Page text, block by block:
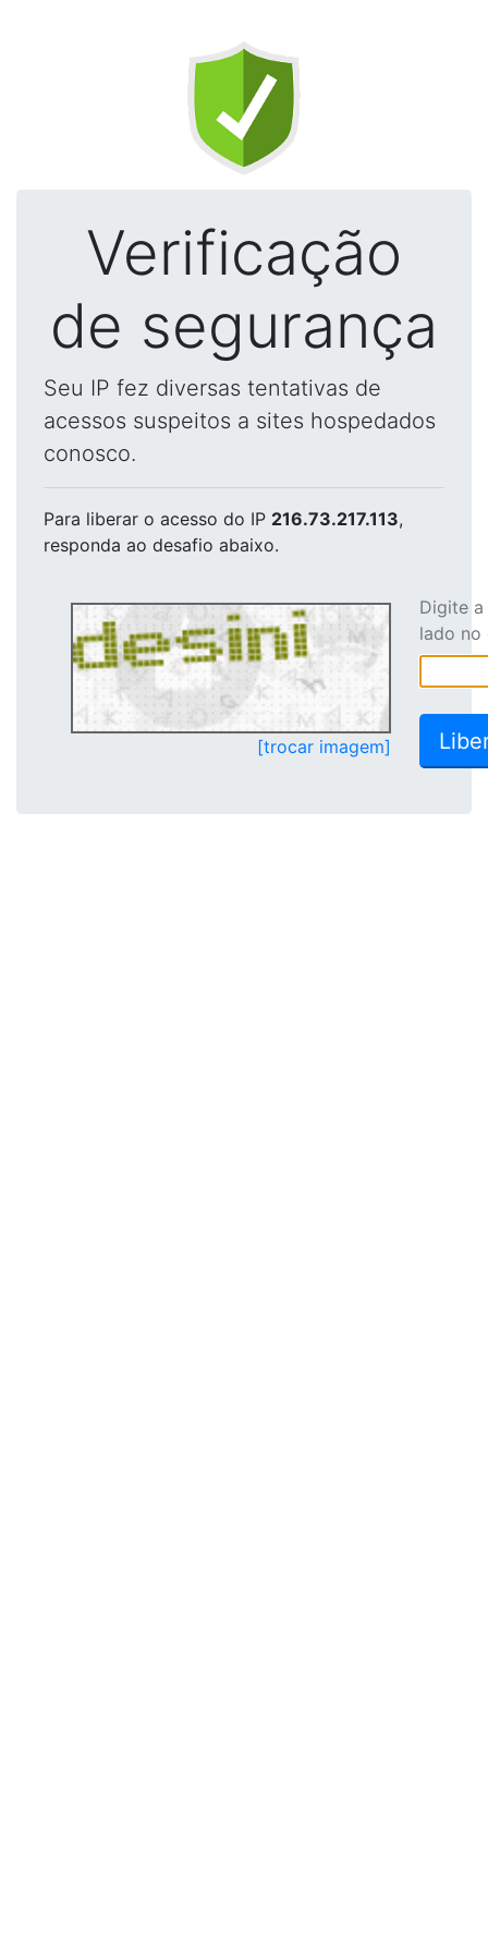
Verificação
de segurança
Seu IP fez diversas tentativas de
acessos suspeitos a sites hospedados
conosco.
Para liberar o acesso do IP 216.73.217.113,
responda ao desafio abaixo.
[trocar imagem]
Digite
lado no